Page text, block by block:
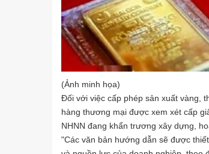
(Ảnh minh họa)
Đối với việc cấp phép sản xuất vàng,
hàng thương mại được xem xét cấp
NHNN đang khẩn trương xây dựng,
"Các văn bản hướng dẫn sẽ được